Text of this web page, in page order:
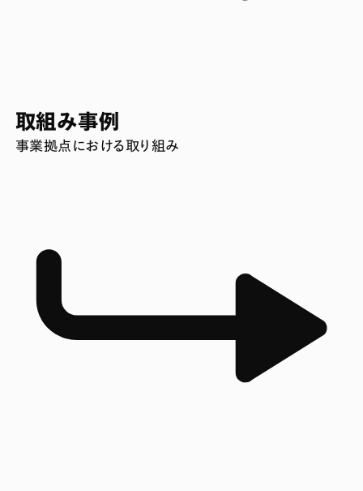
取組み事例
事業拠点における取り組み